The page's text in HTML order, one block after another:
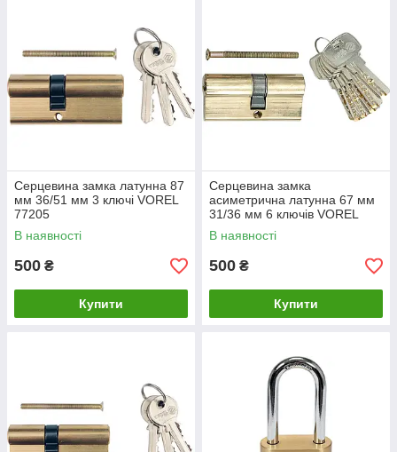
Серцевина замка латунна 87
мм 36/51 мм 3 ключі VOREL
77205
В наявності
500 ₴
Купити
Серцевина замка
асиметрична латунна 67 мм
31/36 мм 6 ключів VOREL
77191
В наявності
500 ₴
Купити